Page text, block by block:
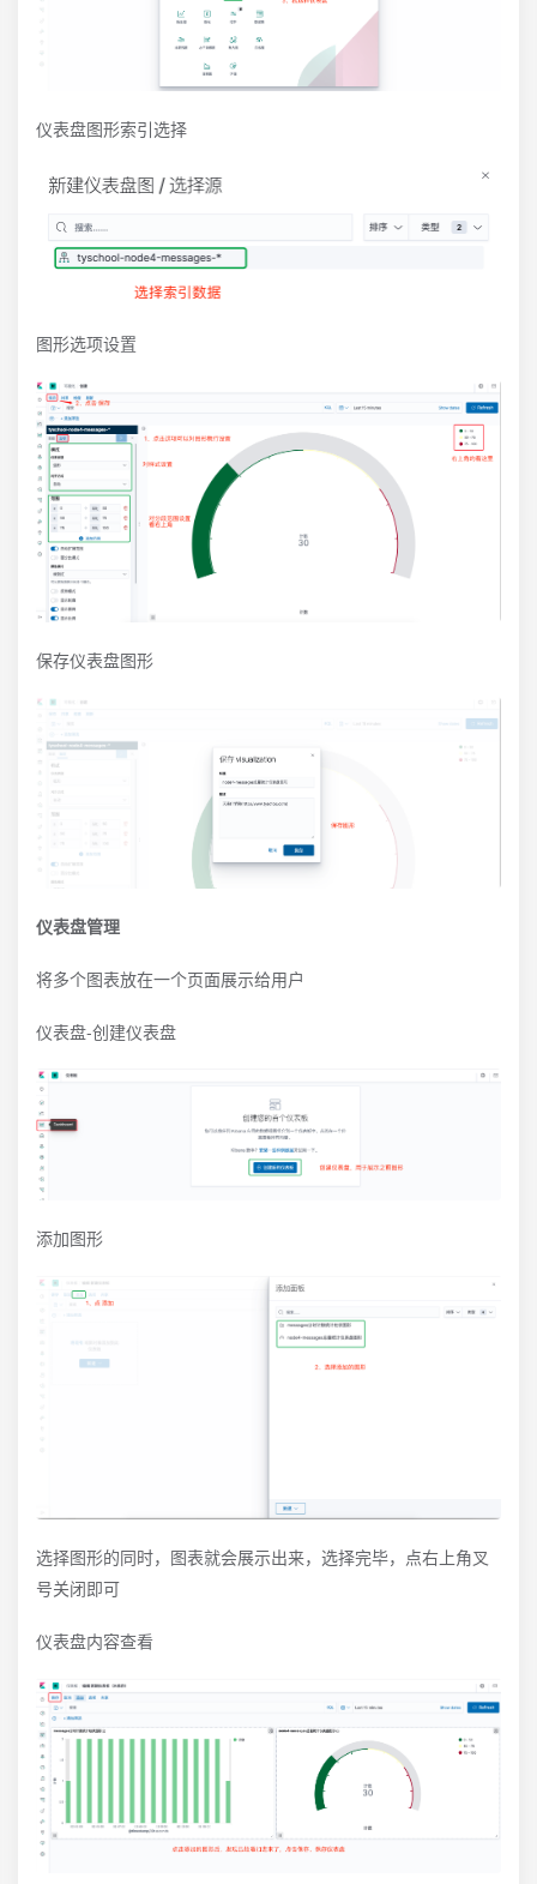
仪表盘图形索引选择
图形选项设置
保存仪表盘图形
仪表盘管理
将多个图表放在一个页面展示给用户
仪表盘-创建仪表盘
添加图形
选择图形的同时，图表就会展示出来，选择完毕，点右上角叉
号关闭即可
仪表盘内容查看